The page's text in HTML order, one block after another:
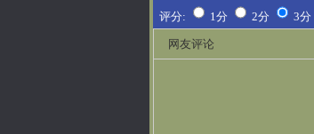
评分: 1分 2分 3分
网友评论